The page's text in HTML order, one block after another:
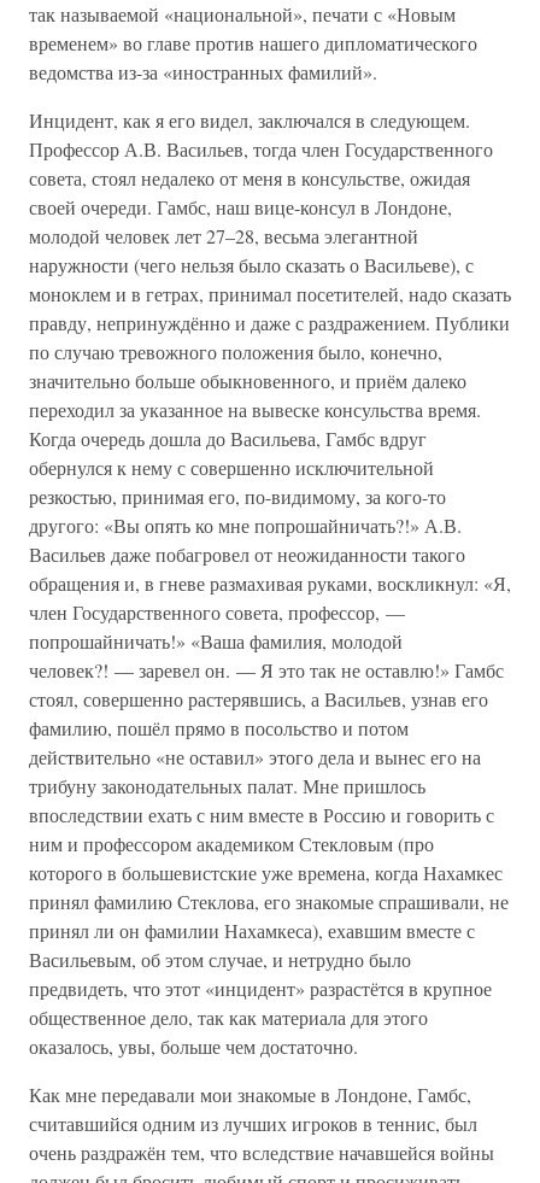
так называемой «национальной», печати с «Новым
временем» во главе против нашего дипломатического
ведомства из-за «иностранных фамилий».
Инцидент, как я его видел, заключался в следующем.
Профессор А.В. Васильев, тогда член Государственного
совета, стоял недалеко от меня в консульстве, ожидая
своей очереди. Гамбс, наш вице-консул в Лондоне,
молодой человек лет 27–28, весьма элегантной
наружности (чего нельзя было сказать о Васильеве), с
моноклем и в гетрах, принимал посетителей, надо сказать
правду, непринуждённо и даже с раздражением. Публики
по случаю тревожного положения было, конечно,
значительно больше обыкновенного, и приём далеко
переходил за указанное на вывеске консульства время.
Когда очередь дошла до Васильева, Гамбс вдруг
обернулся к нему с совершенно исключительной
резкостью, принимая его, по-видимому, за кого-то
другого: «Вы опять ко мне попрошайничать?!» А.В.
Васильев даже побагровел от неожиданности такого
обращения и, в гневе размахивая руками, воскликнул: «Я,
член Государственного совета, профессор, —
попрошайничать!» «Ваша фамилия, молодой
человек?! — заревел он. — Я это так не оставлю!» Гамбс
стоял, совершенно растерявшись, а Васильев, узнав его
фамилию, пошёл прямо в посольство и потом
действительно «не оставил» этого дела и вынес его на
трибуну законодательных палат. Мне пришлось
впоследствии ехать с ним вместе в Россию и говорить с
ним и профессором академиком Стекловым (про
которого в большевистские уже времена, когда Нахамкес
принял фамилию Стеклова, его знакомые спрашивали, не
принял ли он фамилии Нахамкеса), ехавшим вместе с
Васильевым, об этом случае, и нетрудно было
предвидеть, что этот «инцидент» разрастётся в крупное
общественное дело, так как материала для этого
оказалось, увы, больше чем достаточно.
Как мне передавали мои знакомые в Лондоне, Гамбс,
считавшийся одним из лучших игроков в теннис, был
очень раздражён тем, что вследствие начавшейся войны